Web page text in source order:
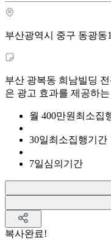
부산광역시 중구 동광동
부산 광복동 희남빌딩
은 광고 효과를 제공하
월 400만원 최소집
30일최소집행기간
7일심의기간
복사완료!